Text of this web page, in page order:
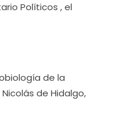
Políticos , el
de la
de Hidalgo,